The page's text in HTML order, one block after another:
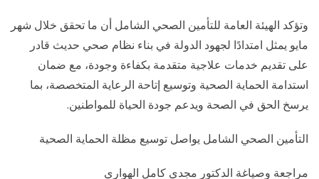
وتؤكد الهيئة العامة للتأمين الصحي الشامل أن ما تحقق خلال شهر
مايو يمثل امتدادًا لجهود الدولة في بناء نظام صحي حديث قادر
على تقديم خدمات علاجية متقدمة بكفاءة وجودة، مع ضمان
استدامة الحماية الصحية وتوسيع إتاحة الرعاية المتخصصة، بما
يرسخ الحق في الصحة ويدعم جودة الحياة للمواطنين.
التأمين الصحي الشامل يواصل توسيع مظلة الحماية الصحية
مراجعة وصياغة الدكتور مجدي كامل الهواري